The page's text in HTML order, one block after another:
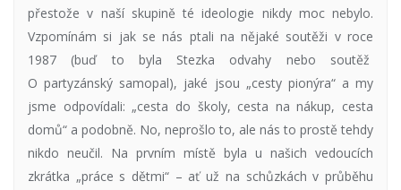
přestože v naší skupině té ideologie nikdy moc nebylo.
Vzpomínám si jak se nás ptali na nějaké soutěži v roce
1987 (buď to byla Stezka odvahy nebo soutěž
O partyzánský samopal), jaké jsou „cesty pionýra“ a my
jsme odpovídali: „cesta do školy, cesta na nákup, cesta
domů“ a podobně. No, neprošlo to, ale nás to prostě tehdy
nikdo neučil. Na prvním místě byla u našich vedoucích
zkrátka „práce s dětmi“ – ať už na schůzkách v průběhu